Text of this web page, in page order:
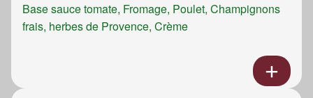
Base sauce tomate, Fromage, Poulet, Champignons
frais, herbes de Provence, Crème